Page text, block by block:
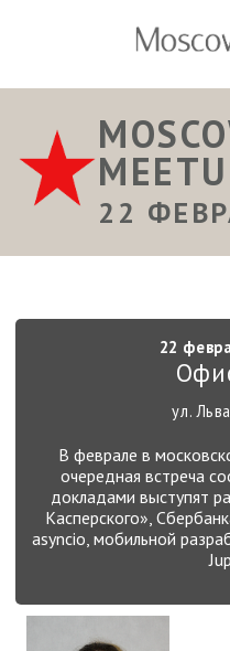
22
22
ул.
В феврале в
очередная встреча
докладами выступят
Касперского»,
asyncio, мобильной